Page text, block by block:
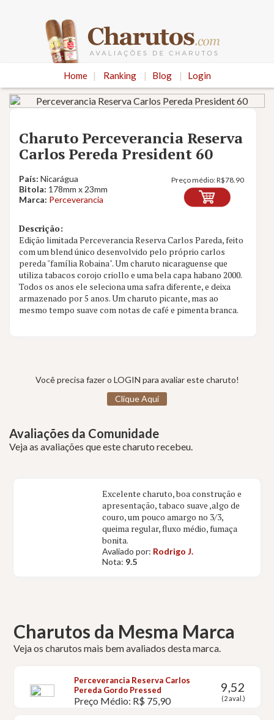
Home | Ranking | Blog | Login
Nota
9.5
1 aval.
Charuto Perceverancia Reserva
Carlos Pereda President 60
País: Nicarágua
Bitola: 178mm x 23mm
Marca: Perceverancia
Preço médio:R$78.90
Descrição:
Edição limitada Perceverancia Reserva Carlos Pareda, feito
com um blend único desenvolvido pelo próprio carlos
pereda "família Robaina". Um charuto nicaraguense que
utiliza tabacos corojo criollo e uma bela capa habano 2000.
Todos os anos ele seleciona uma safra diferente, e deixa
armazenado por 5 anos. Um charuto picante, mas ao
mesmo tempo suave com notas de café e pimenta branca.
Você precisa fazer o LOGIN para avaliar este charuto!
Clique Aqui
Avaliações da Comunidade
Veja as avaliações que este charuto recebeu.
Excelente charuto, boa construção e
apresentação, tabaco suave ,algo de
couro, um pouco amargo no 3/3,
queima regular, fluxo médio, fumaça
bonita.
Avaliado por: Rodrigo J.
Nota: 9.5
Charutos da Mesma Marca
Veja os charutos mais bem avaliados desta marca.
Perceverancia Reserva Carlos
Pereda Gordo Pressed
Preço Médio: R$ 75,90
9,52
(2 aval.)